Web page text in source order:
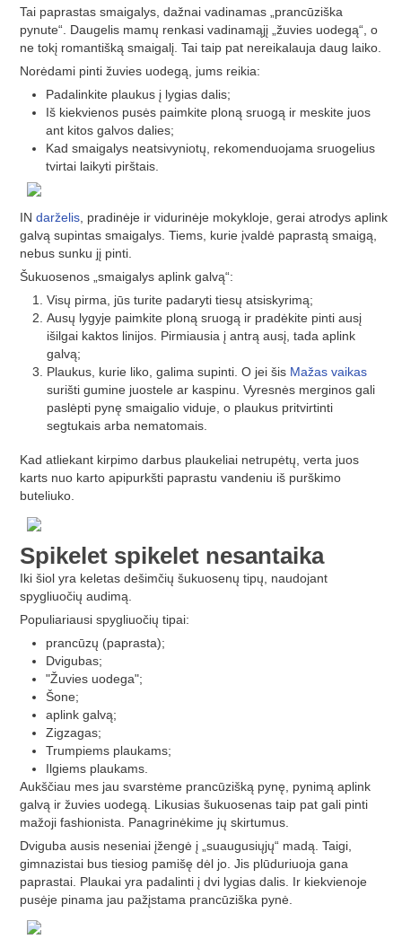
Tai paprastas smaigalys, dažnai vadinamas „prancūziška
pynute“. Daugelis mamų renkasi vadinamąjį „žuvies uodegą“, o
ne tokį romantišką smaigalį. Tai taip pat nereikalauja daug laiko.
Norėdami pinti žuvies uodegą, jums reikia:
Padalinkite plaukus į lygias dalis;
Iš kiekvienos pusės paimkite ploną sruogą ir meskite juos
ant kitos galvos dalies;
Kad smaigalys neatsivyniotų, rekomenduojama sruogelius
tvirtai laikyti pirštais.
IN darželis, pradinėje ir vidurinėje mokykloje, gerai atrodys aplink
galvą supintas smaigalys. Tiems, kurie įvaldė paprastą smaigą,
nebus sunku jį pinti.
Šukuosenos „smaigalys aplink galvą“:
Visų pirma, jūs turite padaryti tiesų atsiskyrimą;
Ausų lygyje paimkite ploną sruogą ir pradėkite pinti ausį
išilgai kaktos linijos. Pirmiausia į antrą ausį, tada aplink
galvą;
Plaukus, kurie liko, galima supinti. O jei šis Mažas vaikas
surišti gumine juostele ar kaspinu. Vyresnės merginos gali
paslėpti pynę smaigalio viduje, o plaukus pritvirtinti
segtukais arba nematomais.
Kad atliekant kirpimo darbus plaukeliai netrupėtų, verta juos
karts nuo karto apipurkšti paprastu vandeniu iš purškimo
buteliuko.
Spikelet spikelet nesantaika
Iki šiol yra keletas dešimčių šukuosenų tipų, naudojant
spygliuočių audimą.
Populiariausi spygliuočių tipai:
prancūzų (paprasta);
Dvigubas;
"Žuvies uodega";
Šone;
aplink galvą;
Zigzagas;
Trumpiems plaukams;
Ilgiems plaukams.
Aukščiau mes jau svarstėme prancūzišką pynę, pynimą aplink
galvą ir žuvies uodegą. Likusias šukuosenas taip pat gali pinti
mažoji fashionista. Panagrinėkime jų skirtumus.
Dviguba ausis neseniai įžengė į „suaugusiųjų“ madą. Taigi,
gimnazistai bus tiesiog pamišę dėl jo. Jis plūduriuoja gana
paprastai. Plaukai yra padalinti į dvi lygias dalis. Ir kiekvienoje
pusėje pinama jau pažįstama prancūziška pynė.